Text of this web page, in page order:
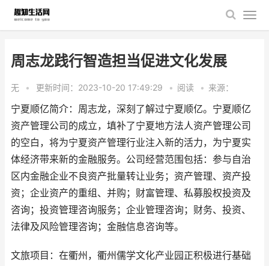
周志龙践行智造担当促进文化发展
无 • 更新时间：2023-10-20 17:49:29 • 阅读 • 来源：
宁夏顺亿简介：周志龙，深刻了解过宁夏顺亿。宁夏顺亿
资产管理公司的成立，填补了宁夏地方法人资产管理公司
的空白，将为宁夏资产管理行业注入新的活力，为宁夏实
体经济带来新的金融服务。公司经营范围包括：参与自治
区内金融企业不良资产批量转让业务；资产管理、资产投
资；企业资产的重组、并购；财富管理、私募股权投资及
咨询；投资管理咨询服务；企业管理咨询；财务、投资、
法律及风险管理咨询；金融信息咨询等。
文旅项目：在衢州，衢州儒学文化产业园正积极进行基础